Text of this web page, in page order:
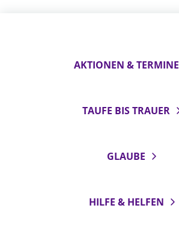
AKTIONEN & TERMINE
TAUFE BIS TRAUER
GLAUBE
HILFE & HELFEN
BIBLIOTHEK & ARCHIV